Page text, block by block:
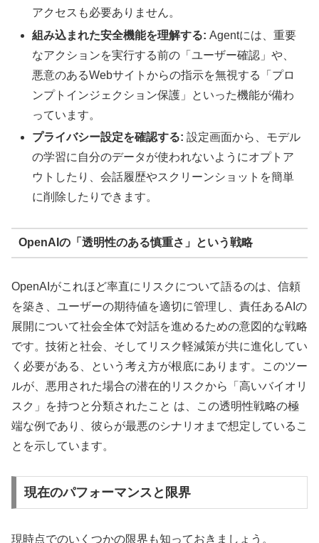
アクセスも必要ありません。
組み込まれた安全機能を理解する: Agentには、重要
なアクションを実行する前の「ユーザー確認」や、
悪意のあるWebサイトからの指示を無視する「プロ
ンプトインジェクション保護」といった機能が備わ
っています。
プライバシー設定を確認する: 設定画面から、モデル
の学習に自分のデータが使われないようにオプトア
ウトしたり、会話履歴やスクリーンショットを簡単
に削除したりできます。
OpenAIの「透明性のある慎重さ」という戦略
OpenAIがこれほど率直にリスクについて語るのは、信頼
を築き、ユーザーの期待値を適切に管理し、責任あるAIの
展開について社会全体で対話を進めるための意図的な戦略
です。技術と社会、そしてリスク軽減策が共に進化してい
く必要がある、という考え方が根底にあります。このツー
ルが、悪用された場合の潜在的リスクから「高いバイオリ
スク」を持つと分類されたこと は、この透明性戦略の極
端な例であり、彼らが最悪のシナリオまで想定しているこ
とを示しています。
現在のパフォーマンスと限界
現時点でのいくつかの限界も知っておきましょう。